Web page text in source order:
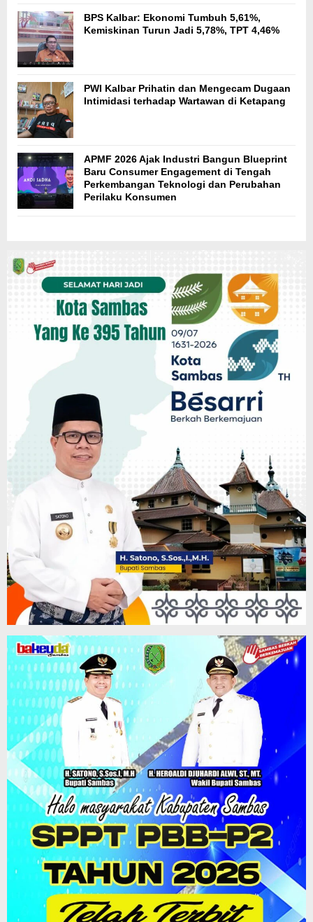
BPS Kalbar: Ekonomi Tumbuh 5,61%,
Kemiskinan Turun Jadi 5,78%, TPT 4,46%
PWI Kalbar Prihatin dan Mengecam Dugaan
Intimidasi terhadap Wartawan di Ketapang
APMF 2026 Ajak Industri Bangun Blueprint
Baru Consumer Engagement di Tengah
Perkembangan Teknologi dan Perubahan
Perilaku Konsumen